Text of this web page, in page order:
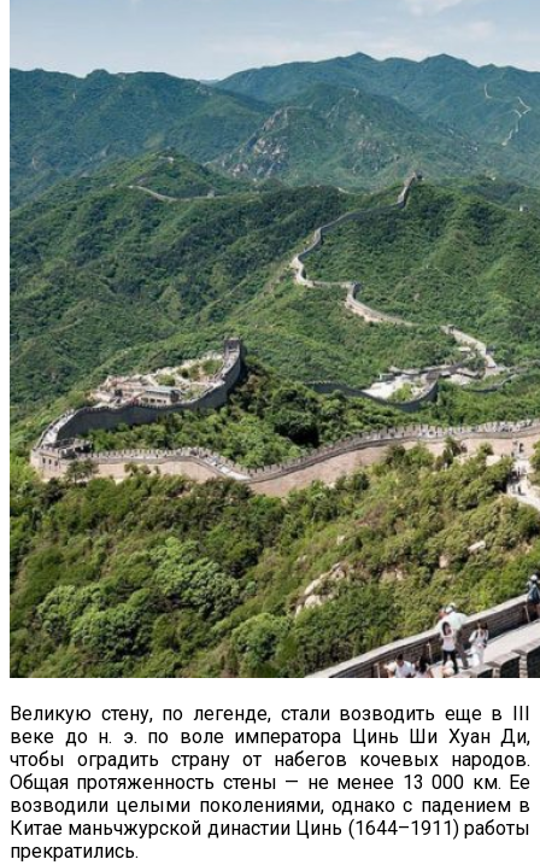
Великую стену, по легенде, стали возводить еще в III
веке до н. э. по воле императора Цинь Ши Хуан Ди,
чтобы оградить страну от набегов кочевых народов.
Общая протяженность стены — не менее 13 000 км. Ее
возводили целыми поколениями, однако с падением в
Китае маньчжурской династии Цинь (1644–1911) работы
прекратились.